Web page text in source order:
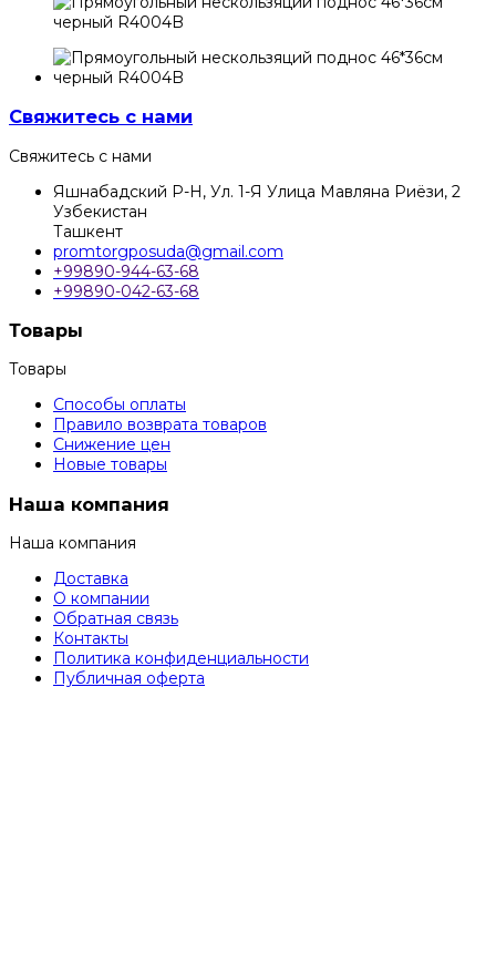
Свяжитесь с нами
Свяжитесь с нами
Яшнабадский Р-Н, Ул. 1-Я Улица Мавляна Риёзи, 2
Узбекистан
Ташкент
promtorgposuda@gmail.com
+99890-944-63-68
+99890-042-63-68
Товары
Товары
Способы оплаты
Правило возврата товаров
Снижение цен
Новые товары
Наша компания
Наша компания
Доставка
О компании
Обратная связь
Контакты
Политика конфиденциальности
Публичная оферта